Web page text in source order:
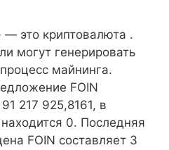
— это криптовалюта .
могут генерировать
майнинга.
FOIN
217 925,8161, в
0. Последняя
FOIN составляет 3